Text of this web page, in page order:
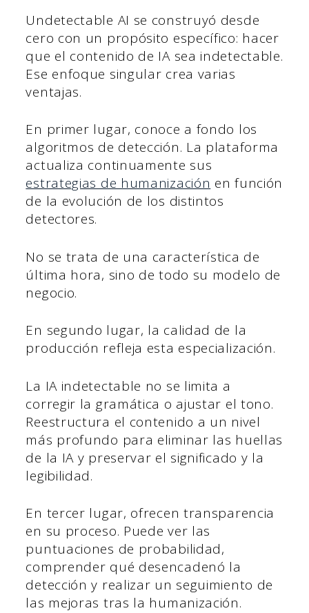
Undetectable AI se construyó desde
cero con un propósito específico: hacer
que el contenido de IA sea indetectable.
Ese enfoque singular crea varias
ventajas.
En primer lugar, conoce a fondo los
algoritmos de detección. La plataforma
actualiza continuamente sus
estrategias de humanización en función
de la evolución de los distintos
detectores.
No se trata de una característica de
última hora, sino de todo su modelo de
negocio.
En segundo lugar, la calidad de la
producción refleja esta especialización.
La IA indetectable no se limita a
corregir la gramática o ajustar el tono.
Reestructura el contenido a un nivel
más profundo para eliminar las huellas
de la IA y preservar el significado y la
legibilidad.
En tercer lugar, ofrecen transparencia
en su proceso. Puede ver las
puntuaciones de probabilidad,
comprender qué desencadenó la
detección y realizar un seguimiento de
las mejoras tras la humanización.